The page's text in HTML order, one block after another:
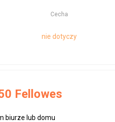
Cecha
nie dotyczy
Fellowes
biurze lub domu